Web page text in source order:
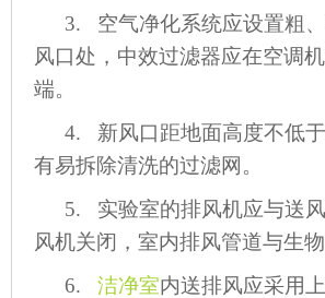
3. 空气净化系统应设置粗
风口处，中效过滤器应在空调
端。
4. 新风口距地面高度不低
有易拆除清洗的过滤网。
5. 实验室的排风机应与送
风机关闭，室内排风管道与生
6. 洁净室内送排风应采用